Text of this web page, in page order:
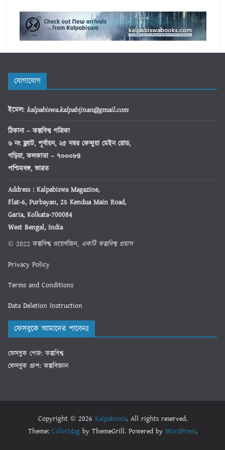
যোগাযোগ
ইমেল: kalpabiswa.kalpabijnan@gmail.com
ঠিকানা– কল্পবিশ্ব পত্রিকা
৬ নং ফ্ল্যাট, পূর্বায়ন, ২৫ নম্বর কেন্দুয়া মেইন রোড,
গড়িয়া, কলকাতা – ৭০০০৮৪
পশ্চিমবঙ্গ, ভারত
Address : Kalpabiswa Magazine,
Flat-6, Purbayan, 25 Kendua Main Road,
Garia, Kolkata-700084
West Bengal, India
© 2022 কল্পবিশ্ব ওয়েবজিন, একটি কল্পবিশ্ব প্রয়াস
Privacy Policy
Terms and Conditions
Data Deletion Instruction
ফেসবুকে আমাদের পাবেনঃ
ফেসবুক পেজ: কল্পবিশ্ব
ফেসবুক গ্রুপ: কল্পবিজ্ঞান
Copyright © 2026 Kalpabiswa. All rights reserved.
Theme: ColorMagby ThemeGrill. Powered by WordPress.